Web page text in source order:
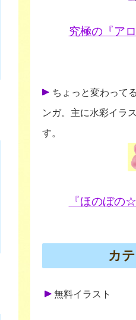
究極の『ア
ちょっと変わって
ンガ。主に水彩イラ
す。
『ほのぼの
カ
無料イラスト